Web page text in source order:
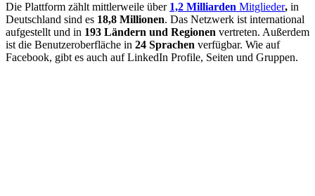
Die Plattform zählt mittlerweile über 1,2 Milliarden Mitglieder, in
Deutschland sind es 18,8 Millionen. Das Netzwerk ist international
aufgestellt und in 193 Ländern und Regionen vertreten. Außerdem
ist die Benutzeroberfläche in 24 Sprachen verfügbar. Wie auf
Facebook, gibt es auch auf LinkedIn Profile, Seiten und Gruppen.